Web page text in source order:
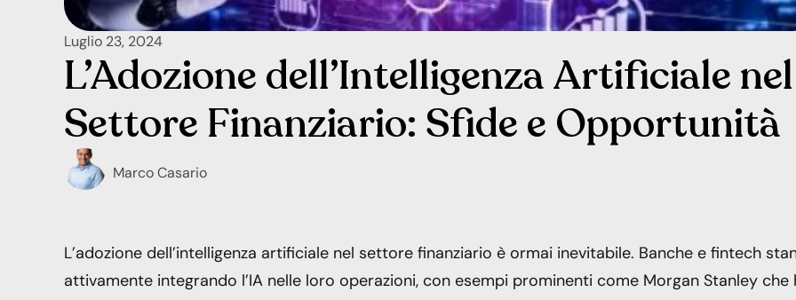
Luglio 23, 2024
L’Adozione dell’Intelligenza Artificiale nel
Settore Finanziario: Sfide e Opportunità
Marco Casario
L’adozione dell’intelligenza artificiale nel settore finanziario è ormai inevitabile. Banche e fintech
attivamente integrando l’IA nelle loro operazioni, con esempi prominenti come Morgan Stanley che